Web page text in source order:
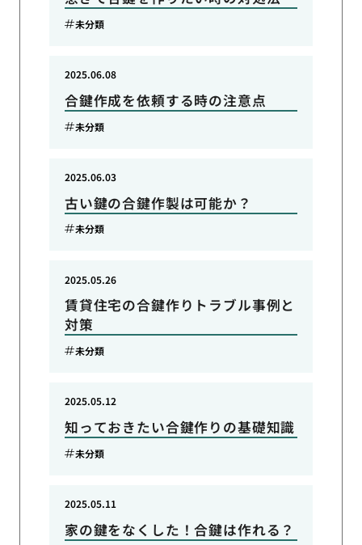
未分類
合鍵作成を依頼する時の注意点
2025.06.08
未分類
古い鍵の合鍵作製は可能か？
2025.06.03
未分類
賃貸住宅の合鍵作りトラブル事例と
対策
2025.05.26
未分類
知っておきたい合鍵作りの基礎知識
2025.05.12
未分類
家の鍵をなくした！合鍵は作れる？
2025.05.11